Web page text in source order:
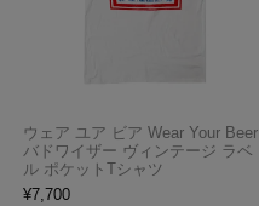
ウェア ユア ビア Wear Your Beer
バドワイザー ヴィンテージ ラベ
ル ポケットTシャツ
¥7,700